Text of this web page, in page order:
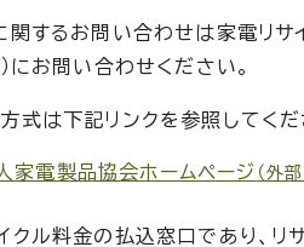
関するお問い合わせは家電リ
にお問い合わせください。
式は下記リンクを参照してくだ
家電製品協会ホームページ （外
ル料金の払込窓口であり、リ